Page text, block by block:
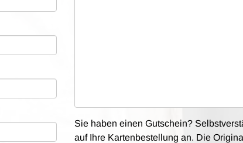
Sie haben einen Gutschein?
auf Ihre Kartenbestellung an. Die